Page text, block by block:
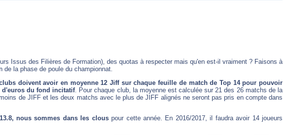
Issus des Filières de Formation), des quotas à respecter mais qu'en est-il vraiment ? Faisons à
la phase de poule du championnat.
doivent avoir en moyenne 12 Jiff sur chaque feuille de match de Top 14 pour pouvoir
du fond incitatif. Pour chaque club, la moyenne est calculée sur 21 des 26 matchs de la
de JIFF et les deux matchs avec le plus de JIFF alignés ne seront pas pris en compte dans
nous sommes dans les clouspour cette année. En 2016/2017, il faudra avoir 14 joueurs